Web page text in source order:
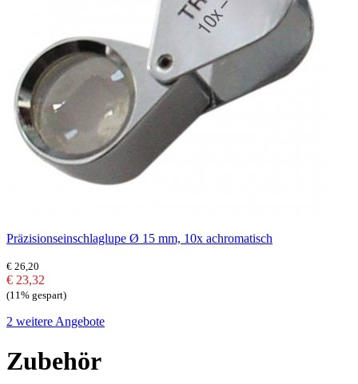
Präzisionseinschlaglupe Ø 15 mm, 10x achromatisch
€ 26,20
€ 23,32
(11% gespart)
2 weitere Angebote
Zubehör